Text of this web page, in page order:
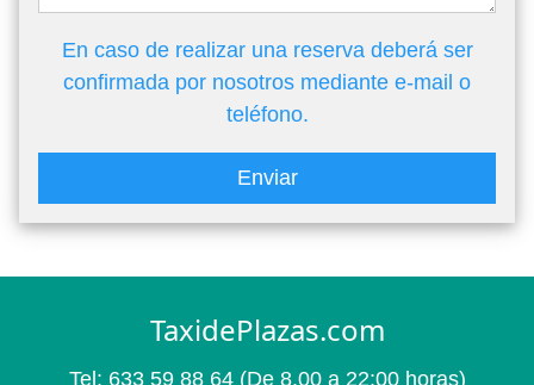
En caso de realizar una reserva deberá ser
confirmada por nosotros mediante e-mail o
teléfono.
Enviar
TaxidePlazas.com
Tel: 633 59 88 64 (De 8.00 a 22:00 horas)